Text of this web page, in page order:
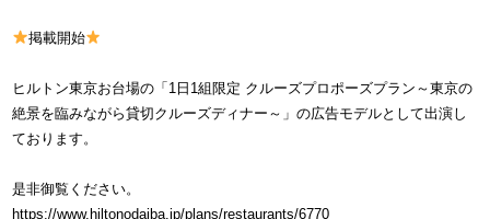
掲載開始
ヒルトン東京お台場の「1日1組限定 クルーズプロポーズプラン～東京の
絶景を臨みながら貸切クルーズディナー～」の広告モデルとして出演し
ております。
是非御覧ください。
https://www.hiltonodaiba.jp/plans/restaurants/6770